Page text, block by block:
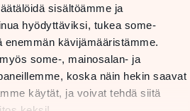
sisältöämme ja
hyödyttäviksi, tukea some-
enemmän kävijämääristämme.
some-, mainosalan- ja
koska näin hekin saavat
käytät, ja voivat tehdä siitä